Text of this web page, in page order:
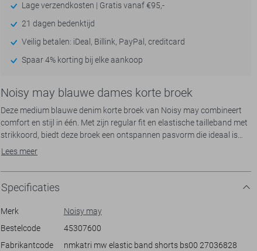
Lage verzendkosten | Gratis vanaf €95,-
21 dagen bedenktijd
Veilig betalen: iDeal, Billink, PayPal, creditcard
Spaar 4% korting bij elke aankoop
Noisy may blauwe dames korte broek
Deze medium blauwe denim korte broek van Noisy may combineert
comfort en stijl in één. Met zijn regular fit en elastische tailleband met
strikkoord, biedt deze broek een ontspannen pasvorm die ideaal is
voor casual dagen. Gemaakt van 100% katoen, is de stof zacht en
strepen zorgen voor een speelse twist die moeiteloos te combineren is
met je favoriete tops. De handige steekzakken voegen praktische
functionaliteit toe zonder afbreuk te doen aan de esthetiek.
Of je nu een wandeling maakt in het park of geniet van een dagje uit in
luchtige blouse voor een vrouwelijke look, of kies een simpele tanktop
voor een laid-back uitstraling. De casual stijl maakt hem geschikt voor
Lees meer
Specificaties
Merk
Noisy may
Bestelcode
45307600
Fabrikantcode
nmkatri mw elastic band shorts bs00 27036828